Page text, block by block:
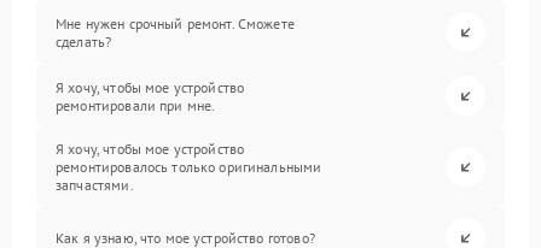
Мне нужен срочный ремонт. Сможете
сделать?
Я хочу, чтобы мое устройство
ремонтировали при мне.
Я хочу, чтобы мое устройство
ремонтировалось только оригинальными
запчастями.
Как я узнаю, что мое устройство готово?